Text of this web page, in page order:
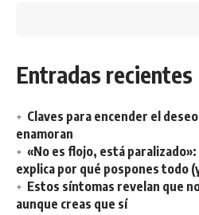
Entradas recientes
Claves para encender el
enamoran
«No es flojo, está
explica por qué pospones todo
Estos síntomas revelan que
aunque creas que sí